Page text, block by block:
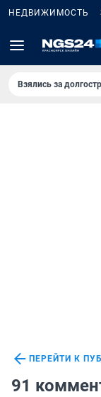
НЕДВИЖИМОСТЬ
Взялись за
ПЕРЕЙТИ К
91